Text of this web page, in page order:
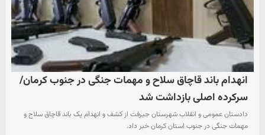
انهدام باند قاچاق سلاح و مهمات جنگی در جنوب کرمان/
سرکرده اصلی بازداشت شد
دادستان عمومی و انقلاب شهرستان جیرفت از کشف و انهدام یک باند قاچاق سلاح و
مهمات جنگی در جنوب استان کرمان خبر داد.